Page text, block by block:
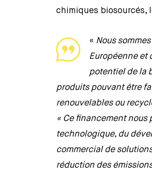
chimiques biosourcés,
« Nous
Européenne et
potentiel de la
produits pouvant être
renouvelables ou
« Ce financement
technologique, du
commercial de
réduction des